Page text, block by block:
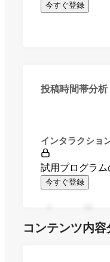
今すぐ登録
投稿時間帯分析
インタラクショ
試用プログラム
今すぐ登録
コンテンツ内